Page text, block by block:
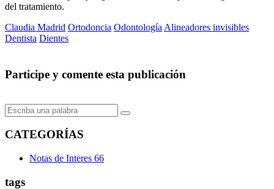
del tratamiento.
Claudia Madrid Ortodoncia Odontología Alineadores invisibles
Dentista Dientes
Participe y comente esta publicación
CATEGORÍAS
Notas de Interes 66
tags